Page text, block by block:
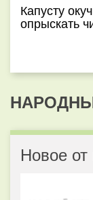
Капусту
опрыскать
Новое от